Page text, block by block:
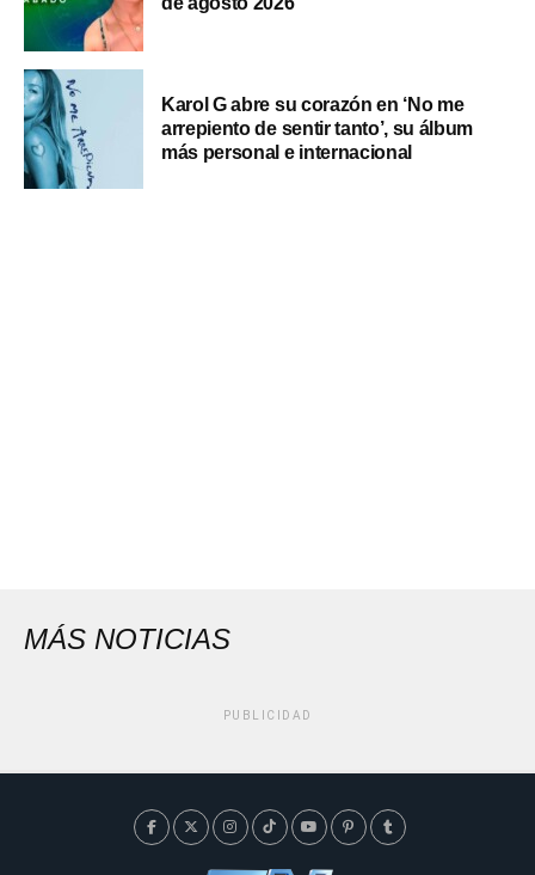
Karol G abre su corazón en ‘No me
arrepiento de sentir tanto’, su álbum
más personal e internacional
MÁS NOTICIAS
PUBLICIDAD